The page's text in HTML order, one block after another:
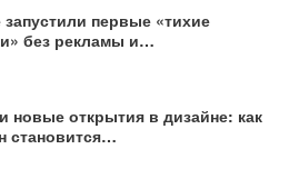
первые «тихие
без рекламы и…
новые открытия в дизайне: как
становится…